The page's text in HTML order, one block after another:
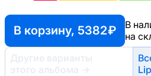
В корзину, 5382 ₽
В
на
Другие варианты
этого альбома
→